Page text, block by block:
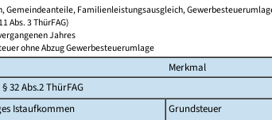
Gemeindeanteile, Familienleistungsausgleich,
Abs. 3 ThürFAG)
Jahres
ohne Abzug Gewerbesteuerumlage
Merkmal
32 Abs.2 ThürFAG
Istaufkommen
Grundsteuer